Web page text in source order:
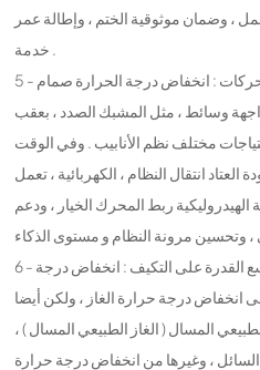
، وضمان موثوقية الختم ، وإطالة عمر
خدمة .
5 - أنواع مختلفة من أعلى الشفاه والمحركات : انخفاض درجة الحرارة صمام
وسائط ، مثل المشبك الصدد ، بعقب
مختلف نظم الأنابيب . وفي الوقت
العتاد انتقال النظام ، الكهربائية ، تعمل
الهيدروليكية ربط المحرك الخيار ، ودعم
6 - وسائل الإعلام على نطاق واسع القدرة على التكيف : انخفاض درجة
انخفاض درجة حرارة الغاز ، ولكن أيضا
المسال ( الغاز الطبيعي المسال ) ،
السائل ، وغيرها من انخفاض درجة حرارة